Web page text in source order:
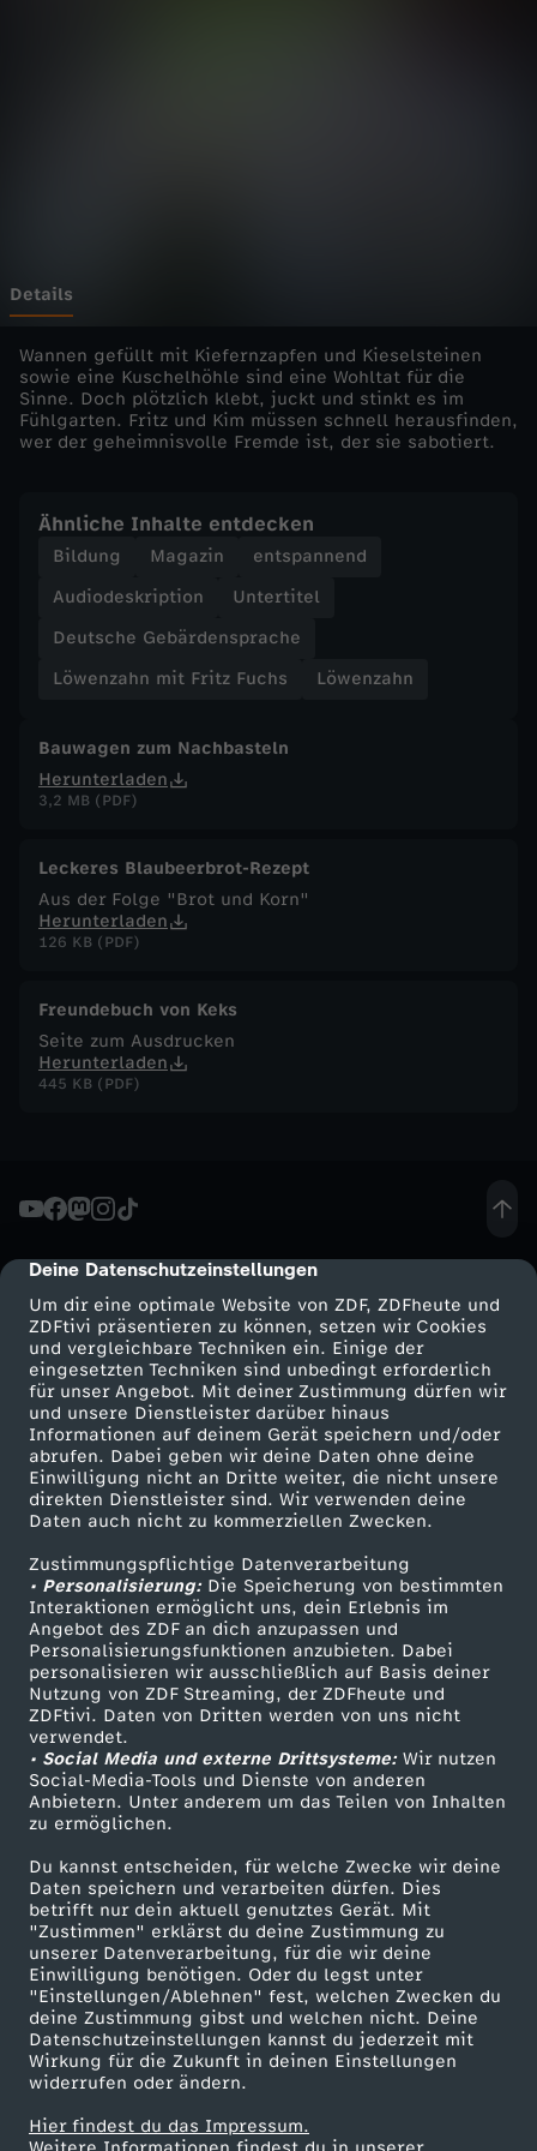
cmp-dialog-description
Deine Datenschutzeinstellungen
Um dir eine optimale Website von ZDF, ZDFheute und
ZDFtivi präsentieren zu können, setzen wir Cookies
und vergleichbare Techniken ein. Einige der
eingesetzten Techniken sind unbedingt erforderlich
für unser Angebot. Mit deiner Zustimmung dürfen wir
und unsere Dienstleister darüber hinaus
Informationen auf deinem Gerät speichern und/oder
abrufen. Dabei geben wir deine Daten ohne deine
Einwilligung nicht an Dritte weiter, die nicht unsere
direkten Dienstleister sind. Wir verwenden deine
Daten auch nicht zu kommerziellen Zwecken.
Zustimmungspflichtige Datenverarbeitung
• Personalisierung:Die Speicherung von bestimmten
Interaktionen ermöglicht uns, dein Erlebnis im
Angebot des ZDF an dich anzupassen und
Personalisierungsfunktionen anzubieten. Dabei
personalisieren wir ausschließlich auf Basis deiner
Nutzung von ZDF Streaming, der ZDFheute und
ZDFtivi. Daten von Dritten werden von uns nicht
verwendet.
• Social Media und externe Drittsysteme:Wir nutzen
Social-Media-Tools und Dienste von anderen
Anbietern. Unter anderem um das Teilen von Inhalten
zu ermöglichen.
Du kannst entscheiden, für welche Zwecke wir deine
Daten speichern und verarbeiten dürfen. Dies
betrifft nur dein aktuell genutztes Gerät. Mit
"Zustimmen" erklärst du deine Zustimmung zu
unserer Datenverarbeitung, für die wir deine
Einwilligung benötigen. Oder du legst unter
"Einstellungen/Ablehnen" fest, welchen Zwecken du
deine Zustimmung gibst und welchen nicht. Deine
Datenschutzeinstellungen kannst du jederzeit mit
Wirkung für die Zukunft in deinen Einstellungen
widerrufen oder ändern.
Hier findest du das Impressum.
F
r
i
z
F
u
h
s
-
T
a
s
n
-
E
i
n
e
H
ö
h
l
e
z
u
m
W
o
Details
Wannen gefüllt mit Kiefernzapfen und Kieselsteinen
sowie eine Kuschelhöhle sind eine Wohltat für die
Sinne. Doch plötzlich klebt, juckt und stinkt es im
Fühlgarten. Fritz und Kim müssen schnell herausfinden,
wer der geheimnisvolle Fremde ist, der sie sabotiert.
Ähnliche Inhalte entdecken
Bildung Magazin
entspannend
Audiodeskription
Untertitel
Deutsche Gebärdensprache
Löwenzahn mit Fritz Fuchs
Löwenzahn
Bauwagen zum Nachbasteln
Herunterladen
3,2 MB (PDF)
Leckeres Blaubeerbrot-Rezept
Aus der Folge "Brot und Korn"
Herunterladen
126 KB (PDF)
Freundebuch von Keks
Seite zum Ausdrucken
Herunterladen
445 KB (PDF)
Mehr ZDF
ZDF-Apps
Smart TV
ZDFtext
Livestreams
Sendungen A-Z
TV-Programm
Service
ZDFmitreden
Kontakt zum ZDF
Tickets
Zuschauerservice
Hilfe
ZDF Unternehmen
Karriere
ZDF goes Schule
Werbefernsehen
Mainzelmännchen
Partner